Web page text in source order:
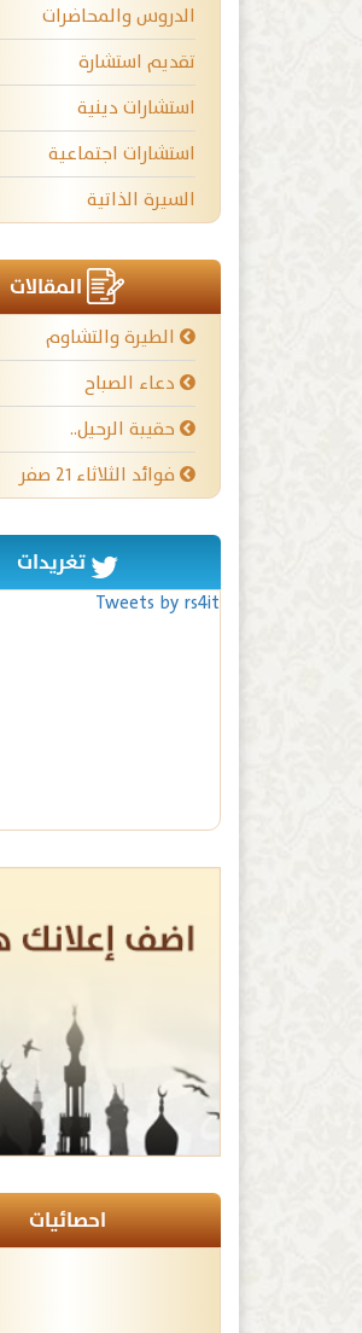
الدروس والمحاضرات
تقديم استشارة
استشارات دينية
استشارات اجتماعية
السيرة الذاتية
المقالات
الطيرة والتشاوم
دعاء الصباح
حقيبة الرحيل..
فوائد الثلاثاء ٢١ صفر
تغريدات
Tweets by rs4it
احصائيات